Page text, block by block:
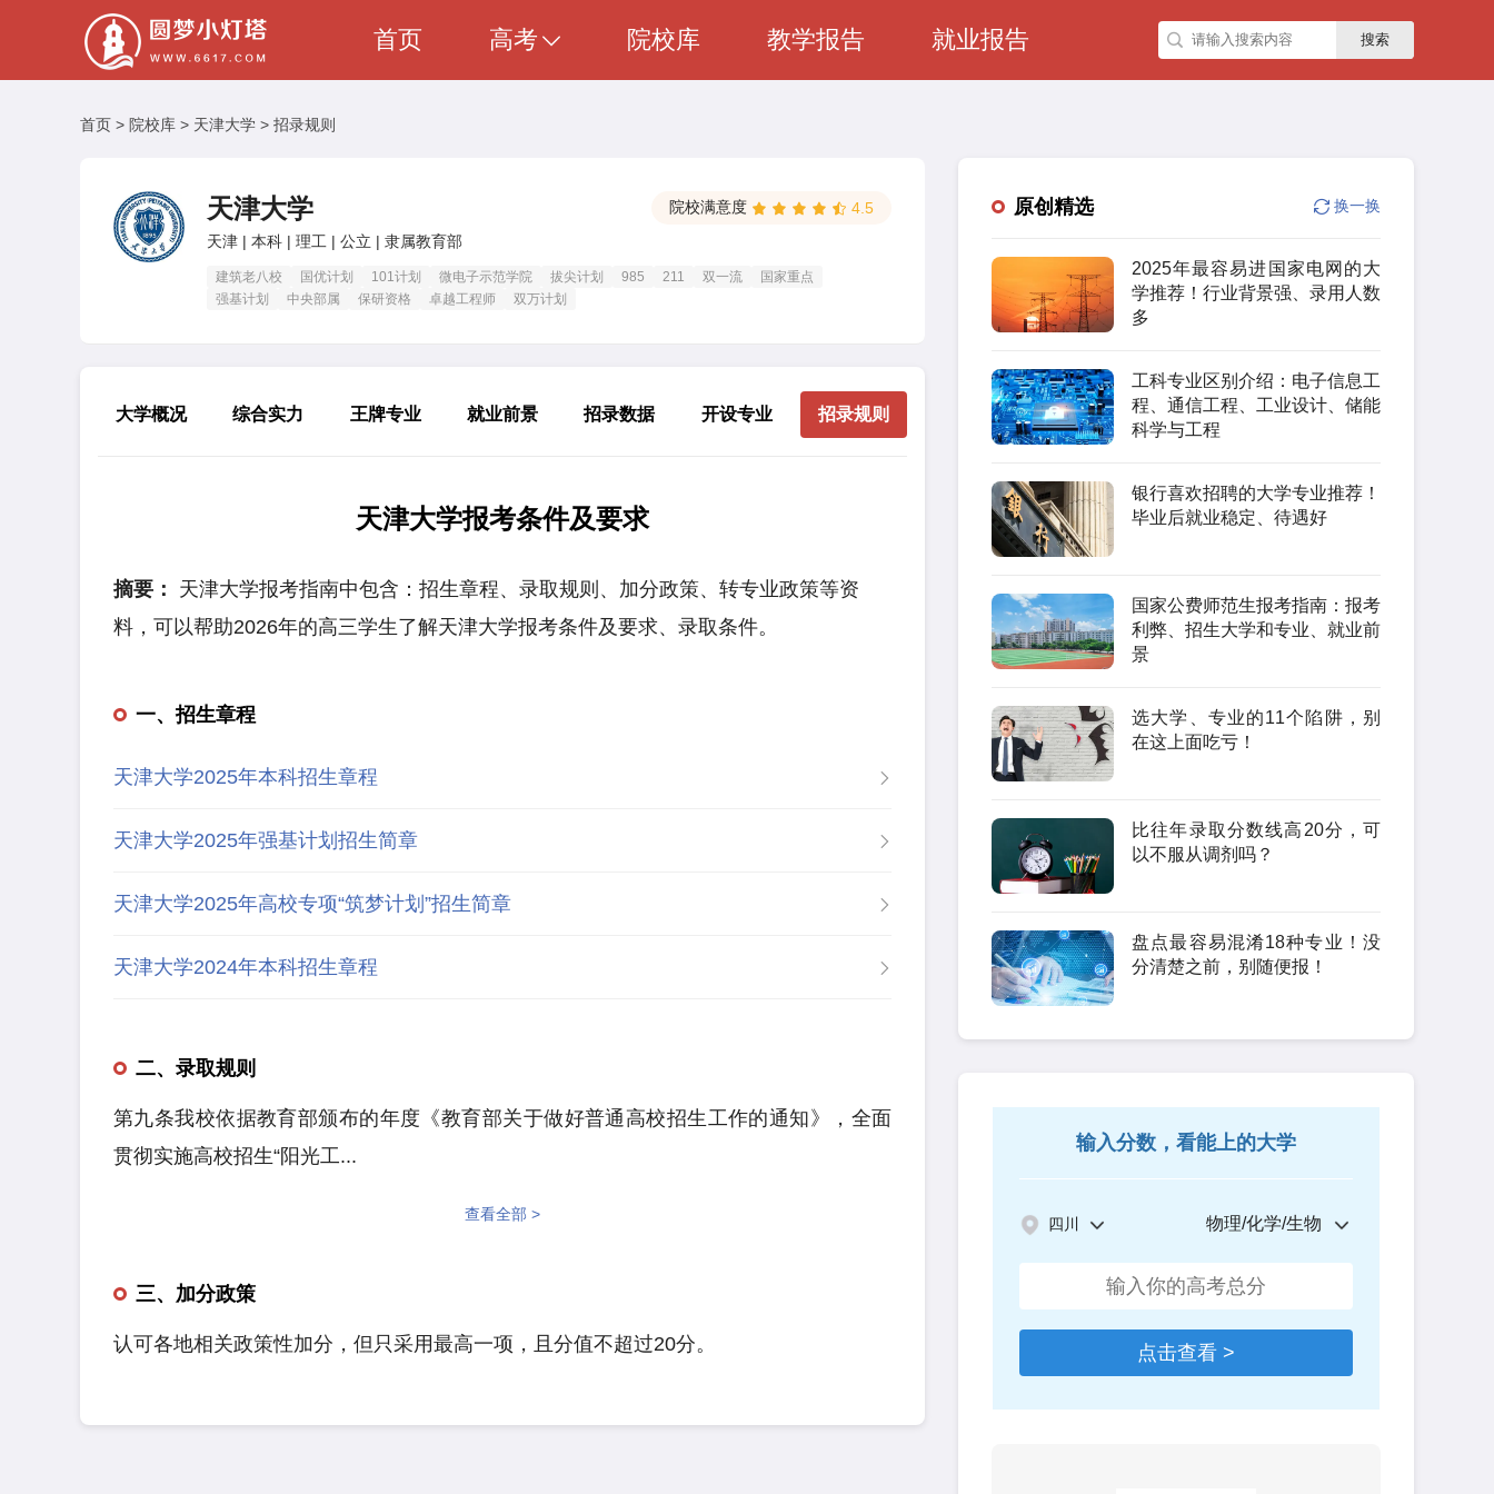
首页 高考 院校库 教学报告 就业报告 搜索
首页 > 院校库 > 天津大学 > 招录规则
天津大学 院校满意度
4.5
天津 | 本科 | 理工 | 公立 | 隶属教育部
建筑老八校 国优计划 101计划 微电子示范学院 拔尖计划 985 211 双一流
国家重点
强基计划
中央部属 保研资格 卓越工程师 双万计划
大学概况 综合实力 王牌专业 就业前景 招录数据 开设专业 招录规则
天津大学报考条件及要求
摘要：
天津大学报考指南中包含：招生章程、录取规则、加分政策、转专业政策等资
料，可以帮助2026年的高三学生了解天津大学报考条件及要求、录取条件。
一、招生章程
天津大学2025年本科招生章程
天津大学2025年强基计划招生简章
天津大学2025年高校专项“筑梦计划”招生简章
天津大学2024年本科招生章程
二、录取规则
第九条我校依据教育部颁布的年度《教育部关于做好普通高校招生工作的通知》，全面
贯彻实施高校招生“阳光工...
查看全部 >
三、加分政策
认可各地相关政策性加分，但只采用最高一项，且分值不超过20分。
原创精选 换一换
2025年最容易进国家电网的大
学推荐！行业背景强、录用人数
多
工科专业区别介绍：电子信息工
程、通信工程、工业设计、储能
科学与工程
银行喜欢招聘的大学专业推荐！
毕业后就业稳定、待遇好
国家公费师范生报考指南：报考
利弊、招生大学和专业、就业前
景
选大学、专业的11个陷阱，别
在这上面吃亏！
比往年录取分数线高20分，可
以不服从调剂吗？
盘点最容易混淆18种专业！没
分清楚之前，别随便报！
输入分数，看能上的大学
四川 物理/化学/生物
点击查看 >